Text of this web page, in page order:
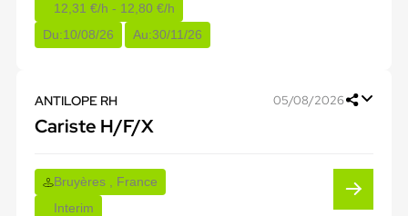
12,31 €/h - 12,80 €/h
Du:10/08/26 Au:30/11/26
ANTILOPE RH 05/08/2026
Cariste H/F/X
Bruyères , France
Interim